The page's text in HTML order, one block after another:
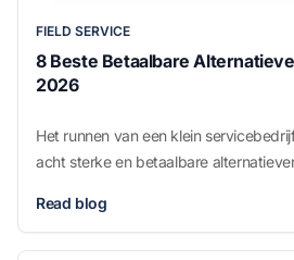
FIELD SERVICE
8 Beste Betaalbare
2026
Het runnen van een klein
acht sterke en betaalbare
2026.
Read blog